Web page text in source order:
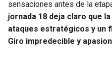
sensaciones antes de la
jornada 18 deja claro que
ataques estratégicos y un
Giro impredecible y